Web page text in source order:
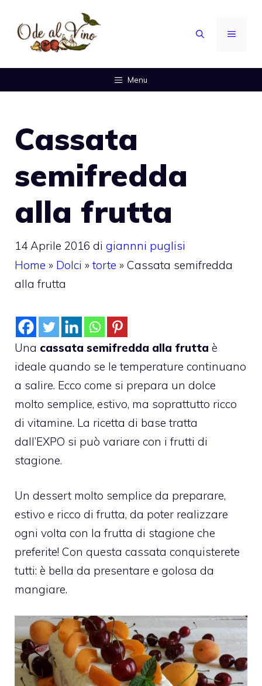
contenuto
MENU
Menu
Cassata
semifredda
alla frutta
14 Aprile 2016 di giannni puglisi
Home » Dolci » torte » Cassata semifredda
alla frutta
Una cassata semifredda alla frutta è
ideale quando se le temperature continuano
a salire. Ecco come si prepara un dolce
molto semplice, estivo, ma soprattutto ricco
di vitamine. La ricetta di base tratta
dall’EXPO si può variare con i frutti di
stagione.
Un dessert molto semplice da preparare,
estivo e ricco di frutta, da poter realizzare
ogni volta con la frutta di stagione che
preferite! Con questa cassata conquisterete
tutti: è bella da presentare e golosa da
mangiare.